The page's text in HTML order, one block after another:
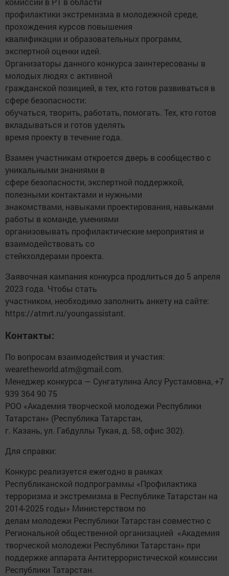
профилактики экстремизма в молодежной среде,
прохождения курсов повышения
квалификации и образовательных программ,
экспертной оценки идей.
Организаторы данного конкурса заинтересованы в
молодых людях с активной
гражданской позицией, в тех, кто готов развиваться в
сфере безопасности:
обучаться, творить, работать, помогать. Тех, кто готов
вкладываться и готов уделять
время проекту в течение года.
Взамен участникам откроется дверь в сообщество с
уникальными знаниями в
сфере безопасности, экспертной поддержкой,
полезными контактами и нужными
знакомствами, навыками проектирования, навыками
работы в команде, умениями
организовывать профилактические мероприятия и
взаимодействовать со
стейкхолдерами проекта.
Заявочная кампания конкурса продлиться до 5 апреля
2023 года. Чтобы стать
участником, необходимо заполнить анкету на сайте:
https://atmrt.ru/youngassistant.
Контакты:
По вопросам взаимодействия и участия:
wearetheworld.atm@gmail.com.
Менеджер конкурса — Сунгатулина Алсу Рустамовна, +7
939 364 90 75
РОО «Академия творческой молодежи Республики
Татарстан» (Республика Татарстан,
г. Казань, ул. Габдуллы Тукая, д. 58, офис 302).
Для справки:
Конкурс реализуется ежегодно в рамках
Республиканской подпрограммы «Профилактика
терроризма и экстремизма в Республике Татарстан на
2014-2025 годы» Министерством по
делам молодежи Республики Татарстан совместно с
Региональной общественной организацией «Академия
творческой молодежи Республики Татарстан» при
поддержке аппарата Антитеррористической комиссии
Республики Татарстан.